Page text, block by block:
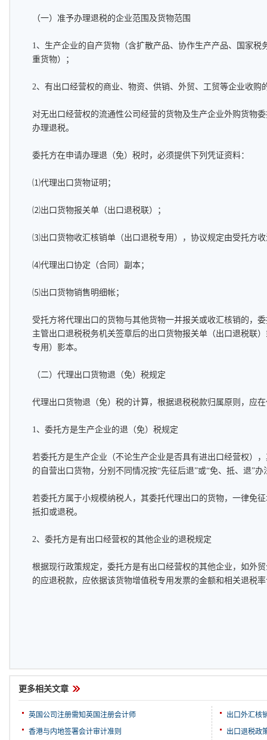
（一）准予办理退税的企业范围及货物范围
1、生产企业的自产货物（含扩散产品、协作生产产品、国家税
重货物）；
2、有出口经营权的商业、物资、供销、外贸、工贸等企业收购
对无出口经营权的流通性公司经营的货物及生产企业外购货物
办理退税。
委托方在申请办理退（免）税时，必须提供下列凭证资料：
⑴代理出口货物证明；
⑵出口货物报关单（出口退税联）；
⑶出口货物收汇核销单（出口退税专用），协议规定由受托方
⑷代理出口协定（合同）副本；
⑸出口货物销售明细帐；
受托方将代理出口的货物与其他货物一并报关或收汇核销的，
主管出口退税税务机关签章后的出口货物报关单（出口退税联
专用）影本。
（二）代理出口货物退（免）税规定
代理出口货物退（免）税的计算，根据退税税款归属原则，应
1、委托方是生产企业的退（免）税规定
若委托方是生产企业（不论生产企业是否具有进出口经营权）
的自营出口货物，分别不同情况按“先征后退”或“免、抵、退”
若委托方属于小规模纳税人，其委托代理出口的货物，一律免
抵扣或退税。
2、委托方是有出口经营权的其他企业的退税规定
根据现行政策规定，委托方是有出口经营权的其他企业，如外
的应退税款，应依据该货物增值税专用发票的金额和相关退税
更多相关文章
英国公司注册需知英国注册会计师
香港与内地签署会计审计准则
出口外汇核
出口退税政